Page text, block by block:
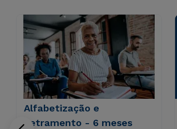
Alfabetização e
Letramento - 6 meses